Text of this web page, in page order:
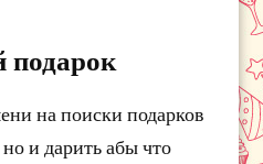
на поиски подарков
и дарить абы что